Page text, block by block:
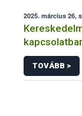
2025. március 26,
TOVÁBB >